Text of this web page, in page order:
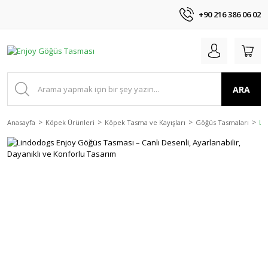
+90 216 386 06 02
ARA
Anasayfa Köpek Ürünleri Köpek Tasma ve Kayışları Göğüs Tasmaları